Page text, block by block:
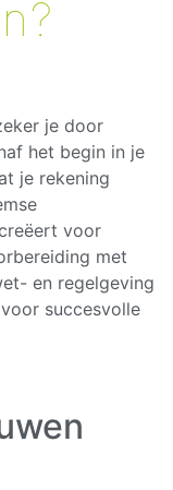
je door
het begin in je
je rekening
voor
met
en regelgeving
succesvolle